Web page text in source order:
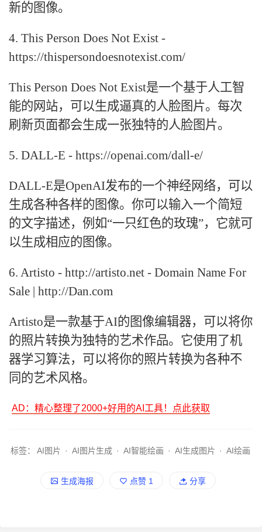
新的图像。
4. This Person Does Not Exist -
https://thispersondoesnotexist.com/
This Person Does Not Exist是一个基于人工智
能的网站，可以生成逼真的人脸图片。每次
刷新页面都会生成一张独特的人脸图片。
5. DALL-E - https://openai.com/dall-e/
DALL-E是OpenAI发布的一个神经网络，可以
生成各种各样的图像。你可以输入一个简短
的文字描述，例如“一只红色的玫瑰”，它就可
以生成相应的图像。
6. Artisto - http://artisto.net - Domain Name For
Sale | http://Dan.com
Artisto是一款基于AI的图像编辑器，可以将你
的照片转换为独特的艺术作品。它使用了机
器学习算法，可以将你的照片转换为各种不
同的艺术风格。
AD：精心整理了2000+好用的AI工具！点此获取
标签： AI图片 · AI图片生成 · AI智能绘画 · AI生成图片 · AI绘画
生成海报 点赞 1 分享